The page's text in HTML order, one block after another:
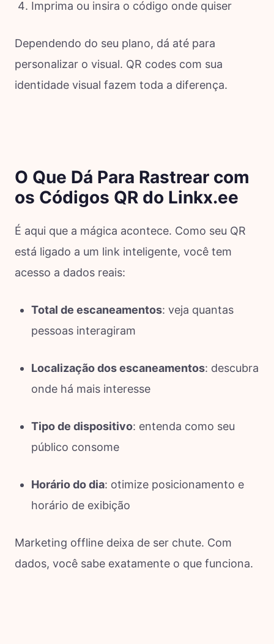
Imprima ou insira o código onde quiser
Dependendo do seu plano, dá até para
personalizar o visual. QR codes com sua
identidade visual fazem toda a diferença.
O Que Dá Para Rastrear com
os Códigos QR do Linkx.ee
É aqui que a mágica acontece. Como seu QR
está ligado a um link inteligente, você tem
acesso a dados reais:
Total de escaneamentos: veja quantas
pessoas interagiram
Localização dos escaneamentos: descubra
onde há mais interesse
Tipo de dispositivo: entenda como seu
público consome
Horário do dia: otimize posicionamento e
horário de exibição
Marketing offline deixa de ser chute. Com
dados, você sabe exatamente o que funciona.